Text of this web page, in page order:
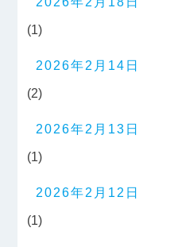
(1)
2026年2月14日
(2)
2026年2月13日
(1)
2026年2月12日
(1)